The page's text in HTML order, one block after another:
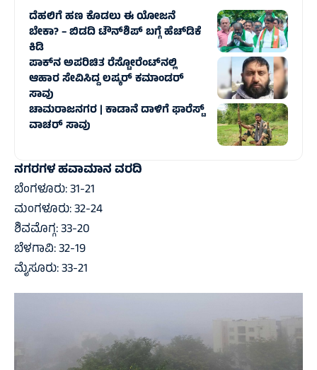
ದೆಹಲಿಗೆ ಹಣ ಕೊಡಲು ಈ ಯೋಜನೆ
ಬೇಕಾ? – ಬಿಡದಿ ಟೌನ್‌ಶಿಪ್‌ ಬಗ್ಗೆ ಹೆಚ್‌ಡಿಕೆ
ಕಿಡಿ
ಪಾಕ್‌ನ ಅಪರಿಚಿತ ರೆಸ್ಟೋರೆಂಟ್‌ನಲ್ಲಿ
ಆಹಾರ ಸೇವಿಸಿದ್ದ ಲಷ್ಕರ್‌ ಕಮಾಂಡರ್‌
ಸಾವು
ಚಾಮರಾಜನಗರ | ಕಾಡಾನೆ ದಾಳಿಗೆ ಫಾರೆಸ್ಟ್
ವಾಚರ್ ಸಾವು
ನಗರಗಳ ಹವಾಮಾನ ವರದಿ
ಬೆಂಗಳೂರು: 31-21
ಮಂಗಳೂರು: 32-24
ಶಿವಮೊಗ್ಗ: 33-20
ಬೆಳಗಾವಿ: 32-19
ಮೈಸೂರು: 33-21